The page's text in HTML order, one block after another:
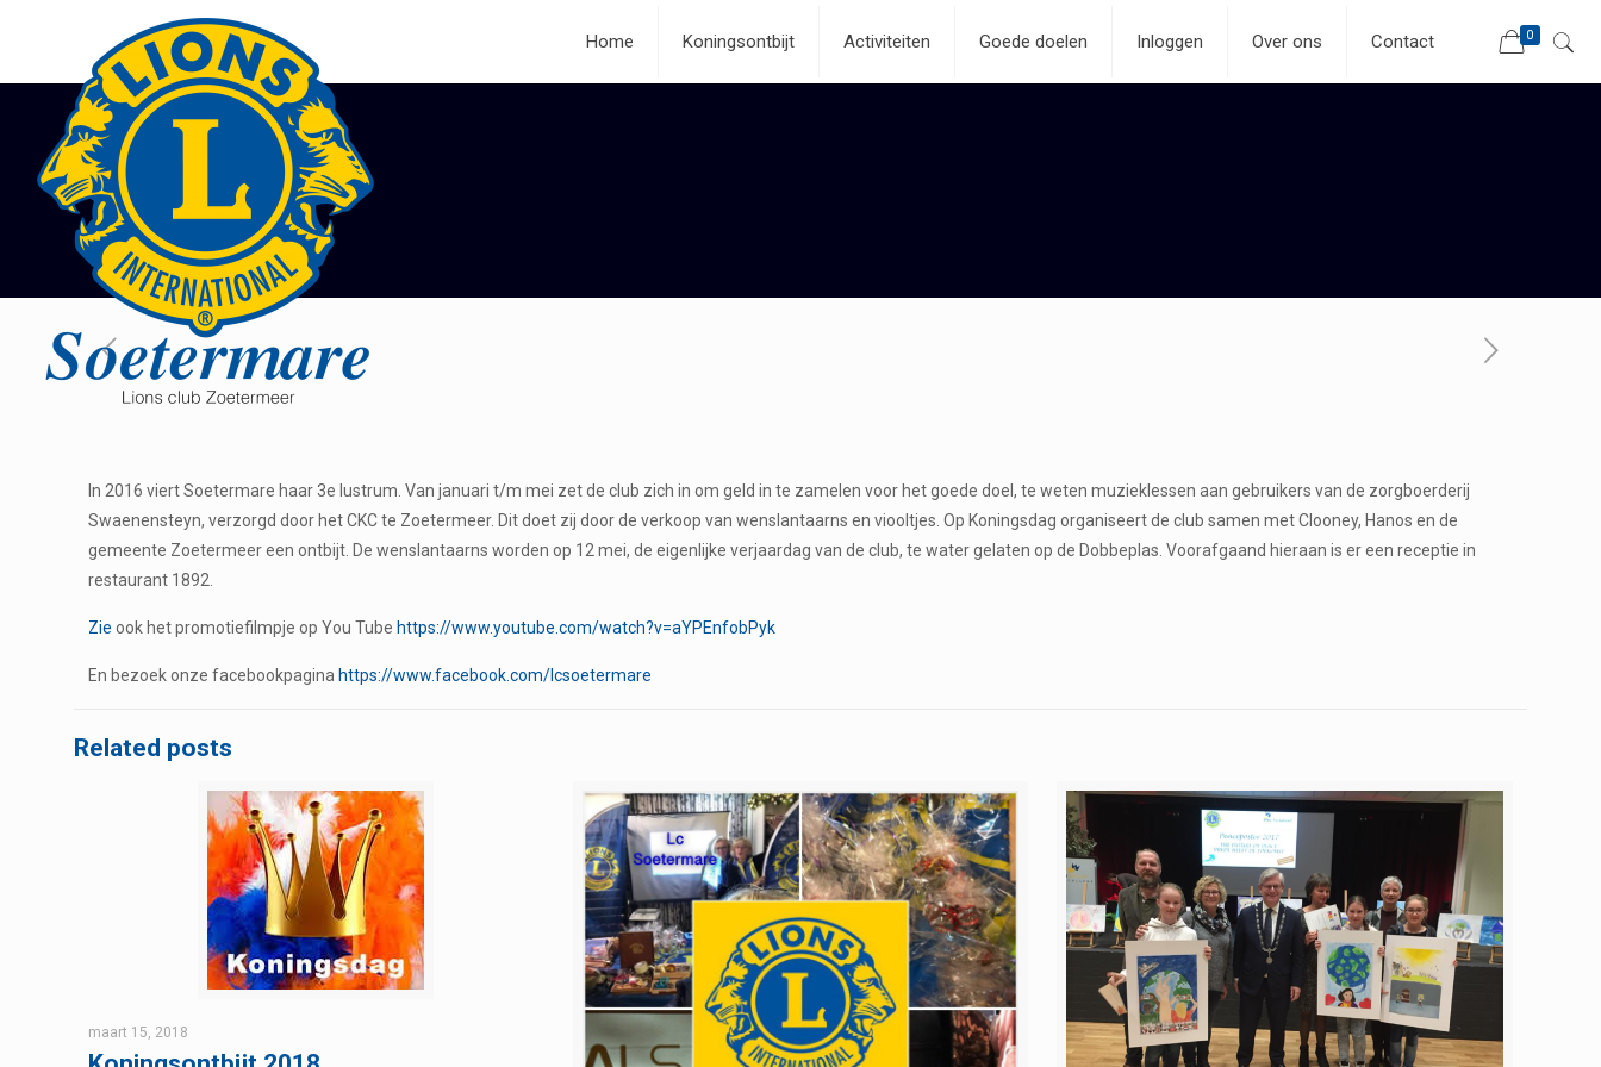
Home Koningsontbijt Activiteiten Goede doelen Inloggen Over ons Contact 0
In 2016 viert Soetermare haar 3e lustrum. Van januari t/m mei zet de club zich in om geld in te zamelen voor het goede doel, te weten muzieklessen aan gebruikers van de zorgboerderij
Swaenensteyn, verzorgd door het CKC te Zoetermeer. Dit doet zij door de verkoop van wenslantaarns en viooltjes. Op Koningsdag organiseert de club samen met Clooney, Hanos en de
gemeente Zoetermeer een ontbijt. De wenslantaarns worden op 12 mei, de eigenlijke verjaardag van de club, te water gelaten op de Dobbeplas. Voorafgaand hieraan is er een receptie in
restaurant 1892.
Zie ook het promotiefilmpje op You Tube https://www.youtube.com/watch?v=aYPEnfobPyk
En bezoek onze facebookpagina https://www.facebook.com/lcsoetermare
Related posts
maart 15, 2018